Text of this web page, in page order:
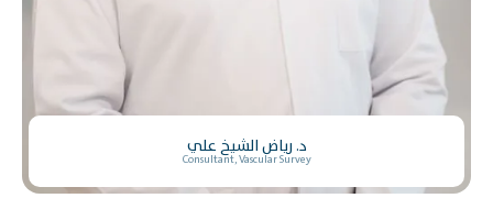
د. رياض الشيخ علي
Consultant, Vascular Survey